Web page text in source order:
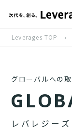
Leverages TOP
グローバルへの
GLOB
レ バ レ ジ ー ズ